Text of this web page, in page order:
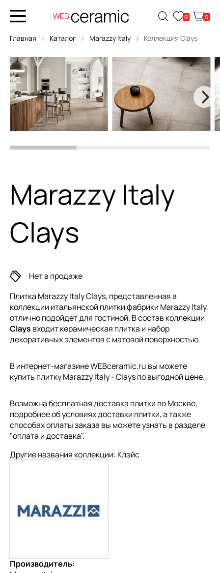
0 0
Главная Каталог Marazzy Italy Коллекция Clays
Marazzy Italy
Clays
Нет в продаже
Плитка Marazzy Italy Clays, представленная в
коллекции итальянской плиткифабрики Marazzy Italy,
отлично подойдет для гостиной. В состав коллекции
Clays входит керамическая плитка и набор
декоративных элементов с матовой поверхностью.
В интернет-магазине WEBceramic.ru вы можете
купить плитку Marazzy Italy - Clays по выгодной цене.
Возможна бесплатная доставка плитки по Москве,
подробнее об условиях доставки плитки, а также
способах оплаты заказа вы можете узнать в разделе
"оплата и доставка".
Другие названия коллекции: Клэйс
Производитель: